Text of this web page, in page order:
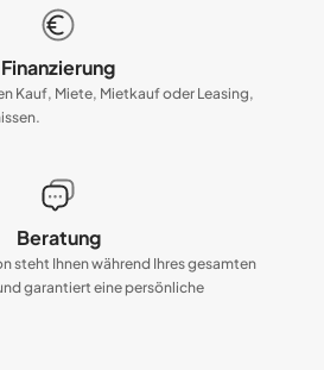
Finanzierung
Kauf, Miete, Mietkauf oder Leasing,
Beratung
steht Ihnen während Ihres gesamten
garantiert eine persönliche